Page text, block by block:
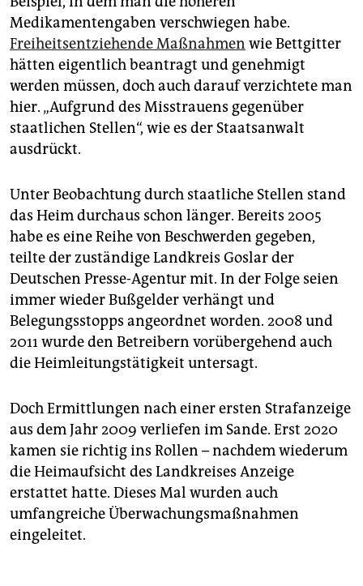
Medikamentengaben verschwiegen habe.
Freiheitsentziehende Maßnahmen wie Bettgitter
hätten eigentlich beantragt und genehmigt
werden müssen, doch auch darauf verzichtete man
hier. „Aufgrund des Misstrauens gegenüber
staatlichen Stellen“, wie es der Staatsanwalt
ausdrückt.
Unter Beobachtung durch staatliche Stellen stand
das Heim durchaus schon länger. Bereits 2005
habe es eine Reihe von Beschwerden gegeben,
teilte der zuständige Landkreis Goslar der
Deutschen Presse-Agentur mit. In der Folge seien
immer wieder Bußgelder verhängt und
Belegungsstopps angeordnet worden. 2008 und
2011 wurde den Betreibern vorübergehend auch
die Heimleitungstätigkeit untersagt.
Doch Ermittlungen nach einer ersten Strafanzeige
aus dem Jahr 2009 verliefen im Sande. Erst 2020
kamen sie richtig ins Rollen – nachdem wiederum
die Heimaufsicht des Landkreises Anzeige
erstattet hatte. Dieses Mal wurden auch
umfangreiche Überwachungsmaßnahmen
eingeleitet.